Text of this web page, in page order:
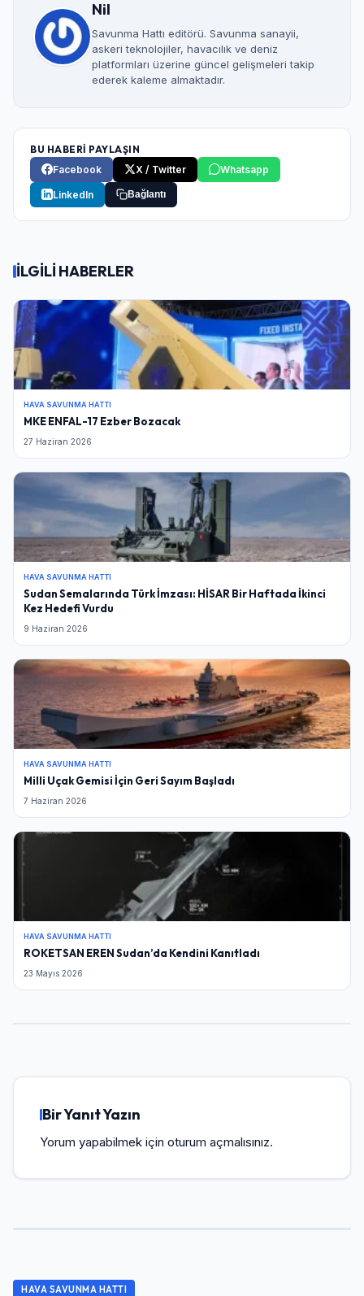
Nil
Savunma Hattı editörü. Savunma sanayii,
askeri teknolojiler, havacılık ve deniz
platformları üzerine güncel gelişmeleri takip
ederek kaleme almaktadır.
BU HABERİ PAYLAŞIN
Facebook
X / Twitter Whatsapp
LinkedIn Bağlantı
İLGİLİ HABERLER
HAVA SAVUNMA HATTI
MKE ENFAL-17 Ezber Bozacak
27 Haziran 2026
HAVA SAVUNMA HATTI
Sudan Semalarında Türk İmzası: HİSAR Bir Haftada İkinci
Kez Hedefi Vurdu
9 Haziran 2026
HAVA SAVUNMA HATTI
Milli Uçak Gemisi İçin Geri Sayım Başladı
7 Haziran 2026
HAVA SAVUNMA HATTI
ROKETSAN EREN Sudan’da Kendini Kanıtladı
23 Mayıs 2026
Bir Yanıt Yazın
Yorum yapabilmek için oturum açmalısınız.
HAVA SAVUNMA HATTI